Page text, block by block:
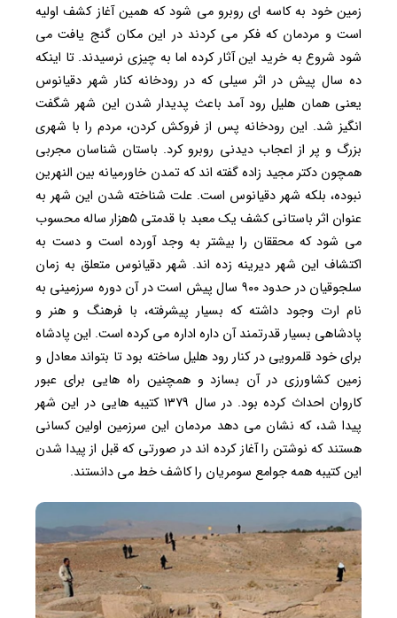
زمین خود به کاسه ای روبرو می شود که همین آغاز کشف اولیه
است و مردمان که فکر می کردند در این مکان گنج یافت می
شود شروع به خرید این آثار کرده اما به چیزی نرسیدند. تا اینکه
ده سال پیش در اثر سیلی که در رودخانه کنار شهر دقیانوس
یعنی همان هلیل رود آمد باعث پدیدار شدن این شهر شگفت
انگیز شد. این رودخانه پس از فروکش کردن، مردم را با شهری
بزرگ و پر از اعجاب دیدنی روبرو کرد. باستان شناسان مجربی
همچون دکتر مجید زاده گفته اند که تمدن خاورمیانه بین النهرین
نبوده، بلکه شهر دقیانوس است. علت شناخته شدن این شهر به
عنوان اثر باستانی کشف یک معبد با قدمتی 5هزار ساله محسوب
می شود که محققان را بیشتر به وجد آورده است و دست به
اکتشاف این شهر دیرینه زده اند. شهر دقیانوس متعلق به زمان
سلجوقیان در حدود ۹۰۰ سال پیش است در آن دوره سرزمینی به
نام ارت وجود داشته که بسیار پیشرفته، با فرهنگ و هنر و
پادشاهی بسیار قدرتمند آن داره اداره می کرده است. این پادشاه
برای خود قلمرویی در کنار رود هلیل ساخته بود تا بتواند معادل و
زمین کشاورزی در آن بسازد و همچنین راه هایی برای عبور
کاروان احداث کرده بود. در سال ۱۳۷۹ کتیبه هایی در این شهر
پیدا شد، که نشان می دهد مردمان این سرزمین اولین کسانی
هستند که نوشتن را آغاز کرده اند در صورتی که قبل از پیدا شدن
این کتیبه همه جوامع سومریان را کاشف خط می دانستند.